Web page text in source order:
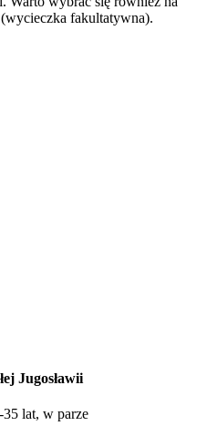
fakultatywna).
Jugosławii
35 lat, w parze